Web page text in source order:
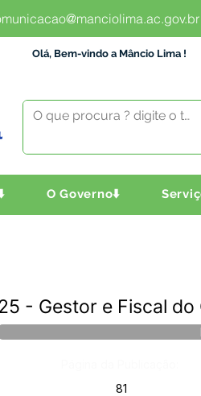
Olá, Bem-vindo a Mâncio Lima !
O Governo⬇️
- Gestor e Fiscal
81